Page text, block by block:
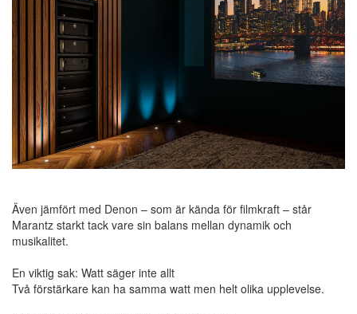
Även jämfört med Denon – som är kända för filmkraft – står
Marantz starkt tack vare sin balans mellan dynamik och
musikalitet.
En viktig sak: Watt säger inte allt
Två förstärkare kan ha samma watt men helt olika upplevelse.